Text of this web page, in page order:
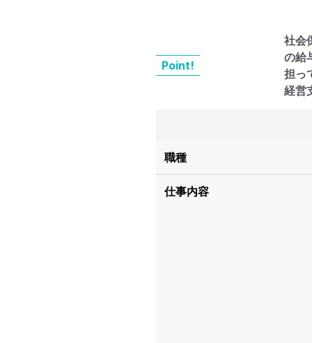
Point!
社会
の給
担っ
経営
職種
仕事内容